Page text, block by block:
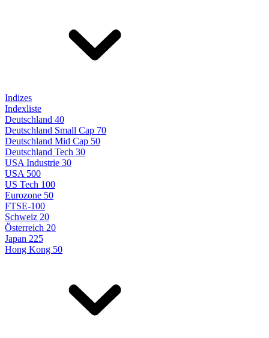
Indizes
Indexliste
Deutschland 40
Deutschland Small Cap 70
Deutschland Mid Cap 50
Deutschland Tech 30
USA Industrie 30
USA 500
US Tech 100
Eurozone 50
FTSE-100
Schweiz 20
Österreich 20
Japan 225
Hong Kong 50